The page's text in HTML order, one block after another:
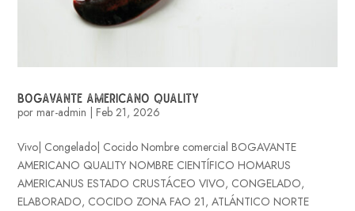
BOGAVANTE AMERICANO QUALITY
pormar-admin |Feb 21, 2026
Vivo| Congelado| Cocido Nombre comercial BOGAVANTE
AMERICANO QUALITY NOMBRE CIENTÍFICO HOMARUS
AMERICANUS ESTADO CRUSTÁCEO VIVO, CONGELADO,
ELABORADO, COCIDO ZONA FAO 21, ATLÁNTICO NORTE